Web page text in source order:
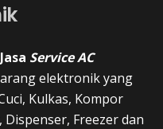
Jasa Service AC
elektronik yang
Kulkas, Kompor
Freezer dan